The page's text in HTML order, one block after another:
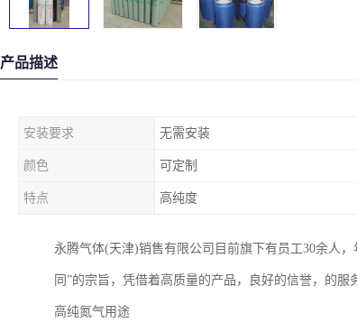
产品描述
安装要求 无需安装
颜色 可定制
特点 高纯度
永腾气体(天津)销售有限公司目前旗下有员工30余人
同”的宗旨，凭借着高质量的产品，良好的信誉，的
高纯氮气用途